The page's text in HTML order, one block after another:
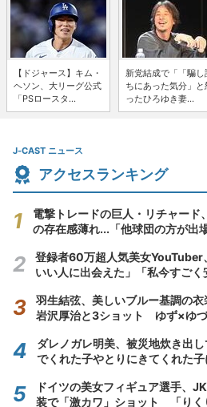
【ドジャース】キム・
ヘソン、大リーグ公式
「PSロースタ...
新党結成で「「騙し
ちにあった気分」と
ったひろゆき妻...
J-CAST ニュース
アクセスランキング
電撃トレードの巨人・リチャード
の存在感薄れ...「他球団の方が出
登録者60万超人気美女
いい人に出会えた」「私今すごく
羽生結弦、美しいブルー基調の衣
岩沢厚治と3ショット ゆず×ゆ
ダレノガレ明美、被災地炊き出
でくれた子やとりにきてくれた子
ドイツの美女フィギュア選手、
装で「激カワ」ショット 「りく